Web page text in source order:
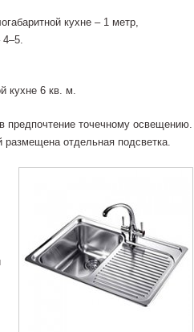
кухне – 1 метр,
кухне 6 кв. м.
предпочтение точечному освещению.
отдельная подсветка.